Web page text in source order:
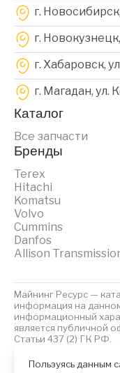
Пользуясь данным
г.
г.
г. Хабаровск,
г. Магадан, ул.
Каталог
Все запчасти
Бренды
Terex
Hitachi
Komatsu
Volvo
Cummins
Danfos
Allison
Майнинг Ресурс —
информация на
информационный
является публичной
Статьи 437 (2) ГК РФ.
Политика обработки